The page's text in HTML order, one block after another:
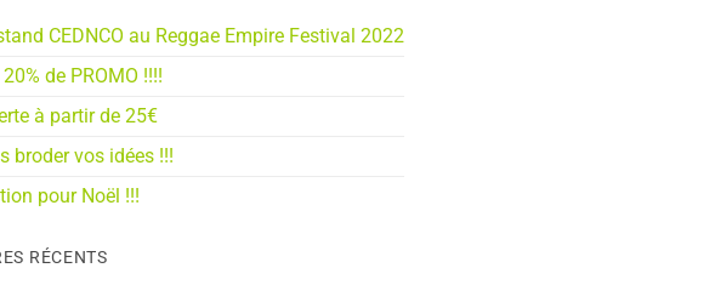
CEDNCO au Reggae Empire Festival 2022
de PROMO !!!!
à partir de 25€
broder vos idées !!!
pour Noël !!!
RÉCENTS